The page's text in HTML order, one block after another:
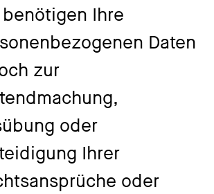
Ihre
Daten
zur
oder
Ihrer
oder